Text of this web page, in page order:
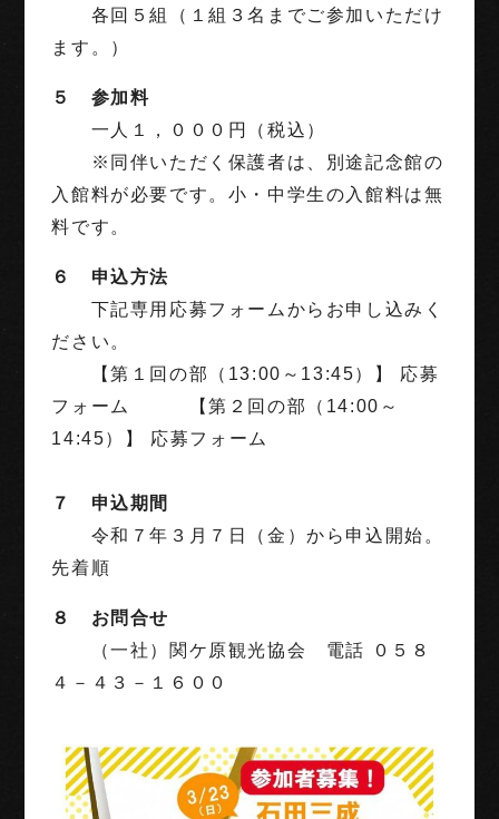
各回５組（１組３名までご参加いただけ
ます。）
５ 参加料
一人１，０００円（税込）
※同伴いただく保護者は、別途記念館の
入館料が必要です。小・中学生の入館料は無
料です。
６ 申込方法
下記専用応募フォームからお申し込みく
ださい。
【第１回の部（13:00～13:45）】 応募
フォーム 【第２回の部（14:00～
14:45）】 応募フォーム
７ 申込期間
令和７年３月７日（金）から申込開始。
先着順
８ お問合せ
（一社）関ケ原観光協会 電話 ０５８
４－４３－１６００